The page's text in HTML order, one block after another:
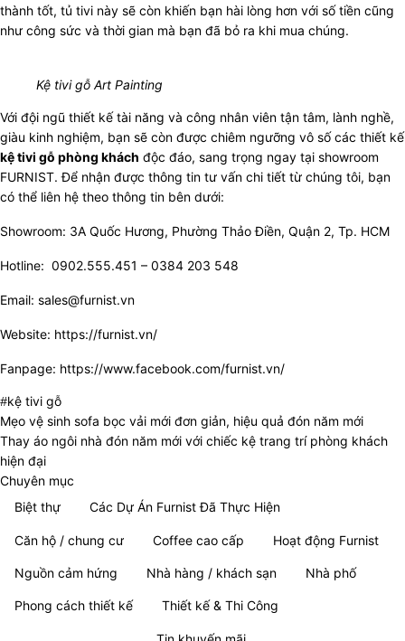
thành tốt, tủ tivi này sẽ còn khiến bạn hài lòng hơn với số tiền cũng
như công sức và thời gian mà bạn đã bỏ ra khi mua chúng.
Kệ tivi gỗ Art Painting
Với đội ngũ thiết kế tài năng và công nhân viên tận tâm, lành nghề,
giàu kinh nghiệm, bạn sẽ còn được chiêm ngưỡng vô số các thiết kế
kệ tivi gỗ phòng khách độc đáo, sang trọng ngay tại showroom
FURNIST. Để nhận được thông tin tư vấn chi tiết từ chúng tôi, bạn
có thể liên hệ theo thông tin bên dưới:
Showroom: 3A Quốc Hương, Phường Thảo Điền, Quận 2, Tp. HCM
Hotline: 0902.555.451 – 0384 203 548
Email: sales@furnist.vn
Website: https://furnist.vn/
Fanpage: https://www.facebook.com/furnist.vn/
Tags
kệ tivi gỗ
Mẹo vệ sinh sofa bọc vải mới đơn giản, hiệu quả đón năm mới
Thay áo ngôi nhà đón năm mới với chiếc kệ trang trí phòng khách
hiện đại
Chuyên mục
Biệt thự
Các Dự Án Furnist Đã Thực Hiện
Căn hộ / chung cư Coffee cao cấp Hoạt động Furnist
Nguồn cảm hứng Nhà hàng / khách sạn Nhà phố
Phong cách thiết kế Thiết kế & Thi Công